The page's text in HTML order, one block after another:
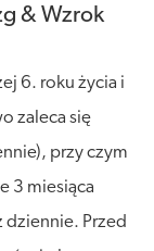
& Wzrok
6. roku życia i
zaleca się
przy czym
3 miesiąca
dziennie. Przed